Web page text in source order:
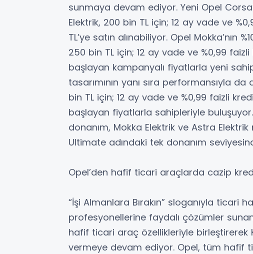
sunmaya devam ediyor. Yeni Opel
Elektrik, 200 bin TL için; 12 ay vade ve
TL’ye satın alınabiliyor. Opel Mokka’nın
250 bin TL için; 12 ay vade ve %0,99 faizli
başlayan kampanyalı fiyatlarla yeni
tasarımının yanı sıra performansıyla
bin TL için; 12 ay vade ve %0,99 faizli
başlayan fiyatlarla sahipleriyle
donanım, Mokka Elektrik ve Astra
Ultimate adındaki tek donanım
Opel’den hafif ticari araçlarda cazip
“İşi Almanlara Bırakın” sloganıyla ticari
profesyonellerine faydalı çözümler
hafif ticari araç özellikleriyle birleştirerek
vermeye devam ediyor. Opel, tüm hafif